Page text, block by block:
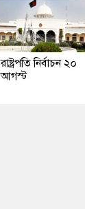
রাষ্ট্রপতি নির্বাচন ২০
আগস্ট